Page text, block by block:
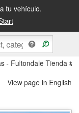
tu vehículo.
en la tienda
- Fultondale Tienda
View page in English